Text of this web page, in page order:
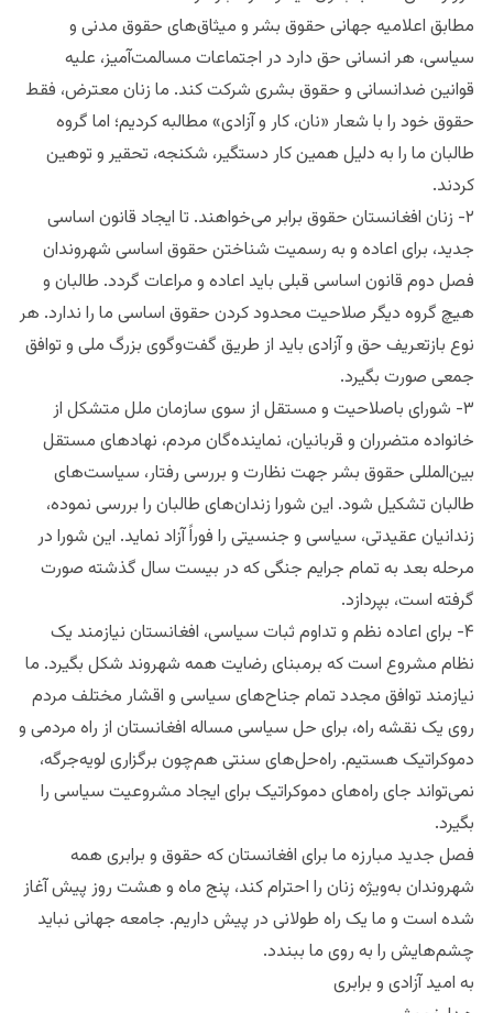
مطابق اعلامیه جهانی حقوق بشر و میثاق‌های حقوق مدنی و
سیاسی، هر انسانی حق دارد در اجتماعات مسالمت‌آمیز، علیه
قوانین ضدانسانی و حقوق بشری شرکت کند. ما زنان معترض، فقط
حقوق خود را با شعار «نان، کار و آزادی» مطالبه کردیم؛ اما گروه
طالبان ما را به دلیل همین کار دستگیر، شکنجه، تحقیر و توهین
کردند.
۲- زنان افغانستان حقوق برابر می‌خواهند. تا ایجاد قانون اساسی
جدید، برای اعاده و به رسمیت شناختن حقوق اساسی شهروندان
فصل دوم قانون اساسی قبلی باید اعاده و مراعات گردد. طالبان و
هیچ گروه دیگر صلاحیت محدود کردن حقوق اساسی ما را ندارد. هر
نوع بازتعریف حق و آزادی باید از طریق گفت‌وگوی بزرگ ملی و توافق
جمعی صورت بگیرد.
۳- شورای باصلاحیت و مستقل از سوی سازمان ملل متشکل از
خانواده متضرران و قربانیان، نماینده‌گان مردم، نهادهای مستقل
بین‌المللی حقوق بشر جهت نظارت و بررسی رفتار، سیاست‌های
طالبان تشکیل شود. این شورا زندان‌های طالبان را بررسی نموده،
زندانیان عقیدتی، سیاسی و جنسیتی را فوراً آزاد نماید. این شورا در
مرحله بعد به تمام جرایم جنگی که در بیست سال گذشته صورت
گرفته است، بپردازد.
۴- برای اعاده نظم و تداوم ثبات سیاسی، افغانستان نیازمند یک
نظام مشروع است که برمبنای رضایت همه شهروند شکل بگیرد. ما
نیازمند توافق مجدد تمام جناح‌های سیاسی و اقشار مختلف مردم
روی یک نقشه راه، برای حل سیاسی مساله افغانستان از راه مردمی و
دموکراتیک هستیم. راه‌حل‌های سنتی هم‌چون برگزاری لویه‌جرگه،
نمی‌تواند جای راه‌های دموکراتیک برای ایجاد مشروعیت سیاسی را
بگیرد.
فصل جدید مبارزه ما برای افغانستان که حقوق و برابری همه
شهروندان به‌ویژه زنان را احترام کند، پنج ماه و هشت روز پیش آغاز
شده است و ما یک راه طولانی در پیش داریم. جامعه جهانی نباید
چشم‌هایش را به روی ما ببندد.
به امید آزادی و برابری